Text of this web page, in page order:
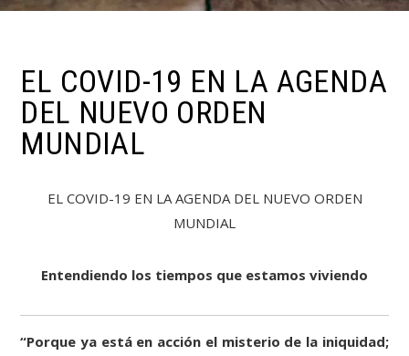
EL COVID-19 EN LA AGENDA
DEL NUEVO ORDEN
MUNDIAL
EL COVID-19 EN LA AGENDA DEL NUEVO ORDEN
MUNDIAL
Entendiendo los tiempos que estamos viviendo
“Porque ya está en acción el misterio de la iniquidad;